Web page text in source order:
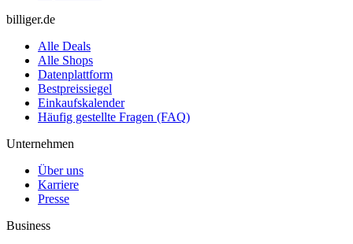
billiger.de
Alle Deals
Alle Shops
Datenplattform
Bestpreissiegel
Einkaufskalender
Häufig gestellte Fragen (FAQ)
Unternehmen
Über uns
Karriere
Presse
Business